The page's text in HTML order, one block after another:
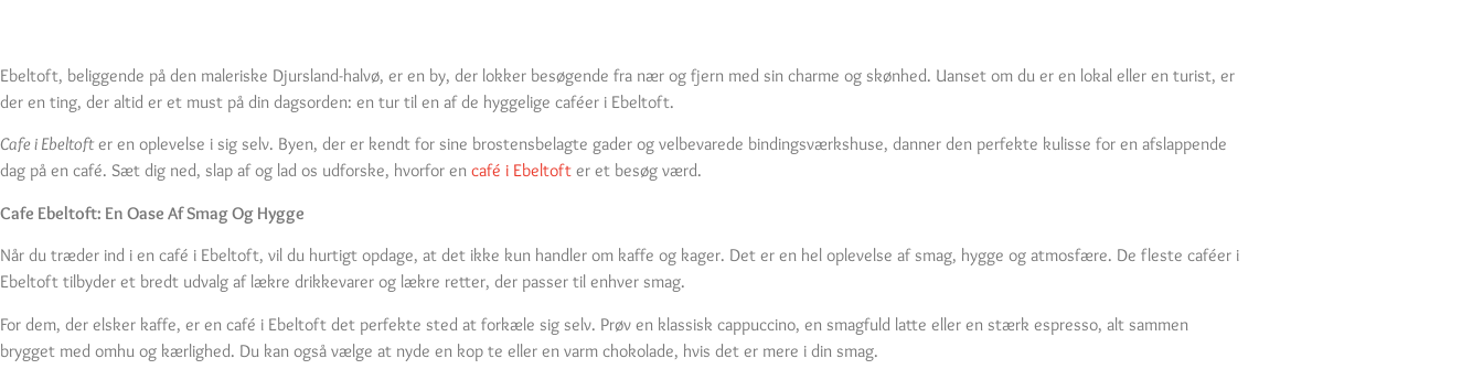
Ebeltoft, beliggende på den maleriske Djursland-halvø, er en by, der lokker besøgende fra nær og fjern med sin charme og skønhed. Uanset om du er en lokal eller en turist, er
der en ting, der altid er et must på din dagsorden: en tur til en af de hyggelige caféer i Ebeltoft.
Cafe i Ebeltofter en oplevelse i sig selv. Byen, der er kendt for sine brostensbelagte gader og velbevarede bindingsværkshuse, danner den perfekte kulisse for en afslappende
dag på en café. Sæt dig ned, slap af og lad os udforske, hvorfor en café i Ebeltoft er et besøg værd.
Cafe Ebeltoft: En Oase Af Smag Og Hygge
Når du træder ind i en café i Ebeltoft, vil du hurtigt opdage, at det ikke kun handler om kaffe og kager. Det er en hel oplevelse af smag, hygge og atmosfære. De fleste caféer i
Ebeltoft tilbyder et bredt udvalg af lækre drikkevarer og lækre retter, der passer til enhver smag.
For dem, der elsker kaffe, er en café i Ebeltoft det perfekte sted at forkæle sig selv. Prøv en klassisk cappuccino, en smagfuld latte eller en stærk espresso, alt sammen
brygget med omhu og kærlighed. Du kan også vælge at nyde en kop te eller en varm chokolade, hvis det er mere i din smag.